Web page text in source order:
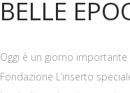
BELLE
Oggi è un giorno
Fondazione L’inserto